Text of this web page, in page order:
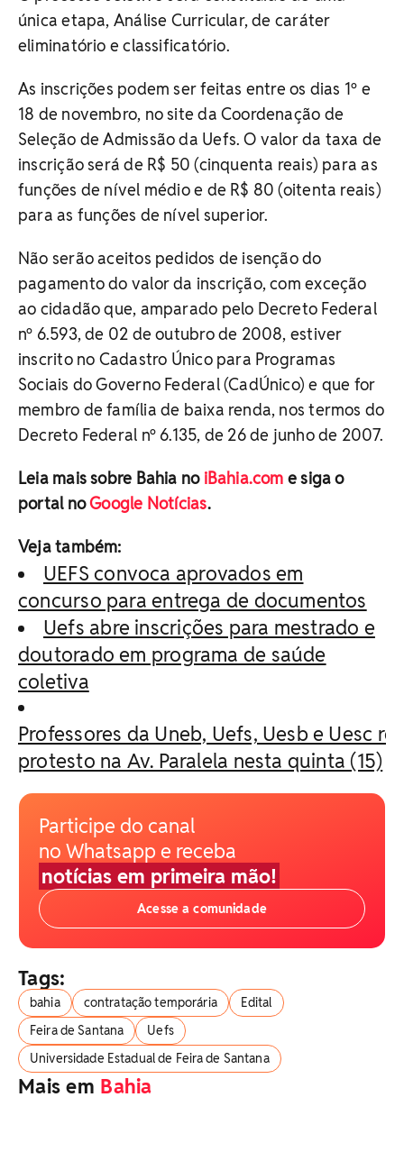
única etapa, Análise Curricular, de caráter
eliminatório e classificatório.
As inscrições podem ser feitas entre os dias 1º e
18 de novembro, no site da Coordenação de
Seleção de Admissão da Uefs. O valor da taxa de
inscrição será de R$ 50 (cinquenta reais) para as
funções de nível médio e de R$ 80 (oitenta reais)
para as funções de nível superior.
Não serão aceitos pedidos de isenção do
pagamento do valor da inscrição, com exceção
ao cidadão que, amparado pelo Decreto Federal
nº 6.593, de 02 de outubro de 2008, estiver
inscrito no Cadastro Único para Programas
Sociais do Governo Federal (CadÚnico) e que for
membro de família de baixa renda, nos termos do
Decreto Federal nº 6.135, de 26 de junho de 2007.
Leia mais sobre Bahia no iBahia.com e siga o
portal noGoogle Notícias.
Veja também:
UEFS convoca aprovados em
concurso para entrega de documentos
Uefs abre inscrições para mestrado e
doutorado em programa de saúde
coletiva
Professores da Uneb, Uefs, Uesb e Uesc
protesto na Av. Paralela nesta quinta (15)
Participe do canal
no Whatsapp e receba
notícias em primeira mão!
Acesse a comunidade
Tags:
bahia contratação temporária
Edital
Feira de Santana
Uefs
Universidade Estadual de Feira de Santana
Mais em Bahia